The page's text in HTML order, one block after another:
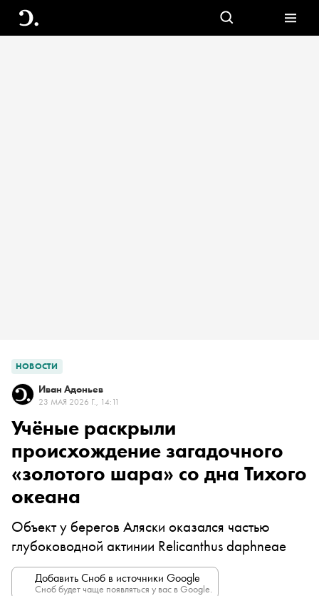
НОВОСТИ
Иван Адоньев
23 МАЯ 2026 Г., 14:11
Учёные раскрыли
происхождение загадочного
«золотого шара» со дна Тихого
океана
Объект у берегов Аляски оказался частью
глубоководной актинии Relicanthus daphneae
Добавить Сноб в источники Google
Сноб будет чаще появляться у вас в Google.